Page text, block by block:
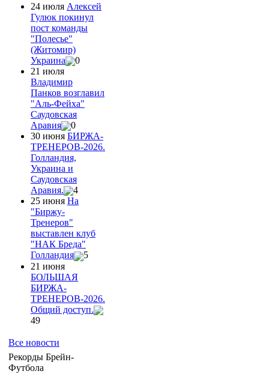
24 июля Алексей
Гулюк покинул
пост команды
"Полесье"
(Житомир)
Украина
0
21 июля
Владимир
Панков возглавил
"Аль-Фейха"
Саудовская
Аравия
0
30 июня БИРЖА-
ТРЕНЕРОВ-2026.
Голландия,
Украина и
Саудовская
Аравия.
4
25 июня На
"Биржу-
Тренеров"
выставлен клуб
"НАК Бреда"
Голландия
5
21 июня
БОЛЬШАЯ
БИРЖА-
ТРЕНЕРОВ-2026.
Общий доступ.
49
Все новости
Рекорды Брейн-
Футбола